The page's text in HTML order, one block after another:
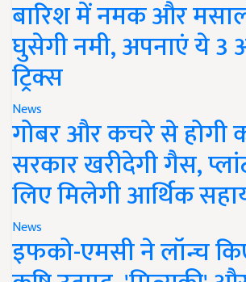
बारिश में नमक और
घुसेगी नमी, अपनाएं ये 3
ट्रिक्स
News
गोबर और कचरे से होगी
सरकार खरीदेगी गैस,
लिए मिलेगी आर्थिक
News
इफको-एमसी ने लॉन्च